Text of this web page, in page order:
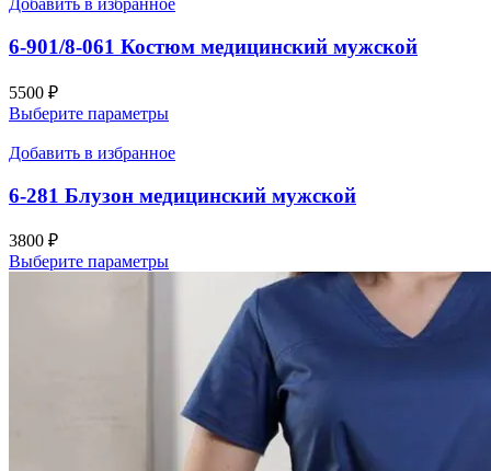
Добавить в избранное
6-901/8-061 Костюм медицинский мужской
5500 ₽
Выберите параметры
Добавить в избранное
6-281 Блузон медицинский мужской
3800 ₽
Выберите параметры